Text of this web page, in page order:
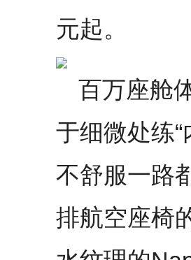
元起。
百万座舱
于细微处练
不舒服一路
排航空座椅